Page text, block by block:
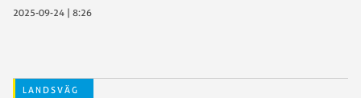
2025-09-24 | 8:26
LANDSVÄG